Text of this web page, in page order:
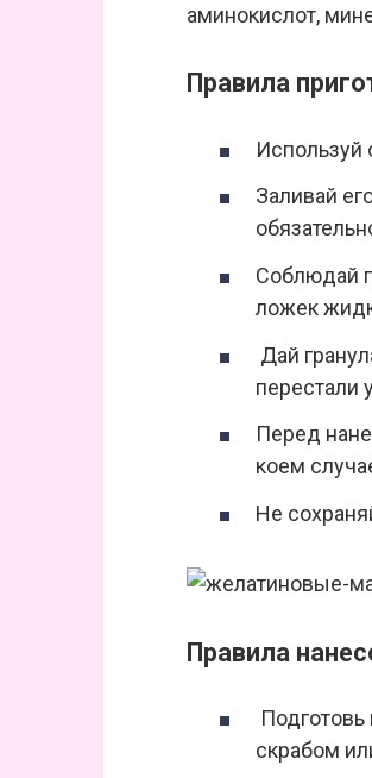
аминокислот,
Правила
Заливай
Соблюдай
ложек
Дай
перестали
Перед
коем
Не
Правила
скрабом